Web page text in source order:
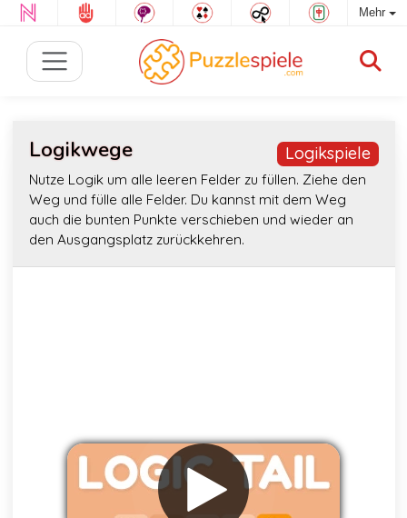
Mehr
Logikspiele
Logikwege
Nutze Logik um alle leeren Felder zu füllen. Ziehe den
Weg und fülle alle Felder. Du kannst mit dem Weg
auch die bunten Punkte verschieben und wieder an
den Ausgangsplatz zurückkehren.